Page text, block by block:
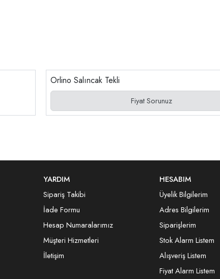
Orlino Salıncak Tekli
Fiyat Sorunuz
YARDIM
Sipariş Takibi
İade Formu
Hesap Numaralarımız
Müşteri Hizmetleri
İletişim
HESABIM
Üyelik Bilgilerim
Adres Bilgilerim
Siparişlerim
Stok Alarm Listem
Alışveriş Listem
Fiyat Alarm Listem